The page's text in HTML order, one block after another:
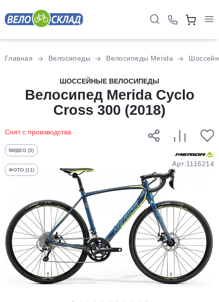
Главная Велосипеды Велосипеды Merida
ШОССЕЙНЫЕ ВЕЛОСИПЕДЫ
Велосипед Merida Cyclo
Cross 300 (2018)
Снят с производства
ВИДЕО (3)
ФОТО (11)
Арт:1116214
Разбейте
оплатуна части
без переплат
График платежей
Добавляйте товары
в корзину
Оплачивайте сегодня только